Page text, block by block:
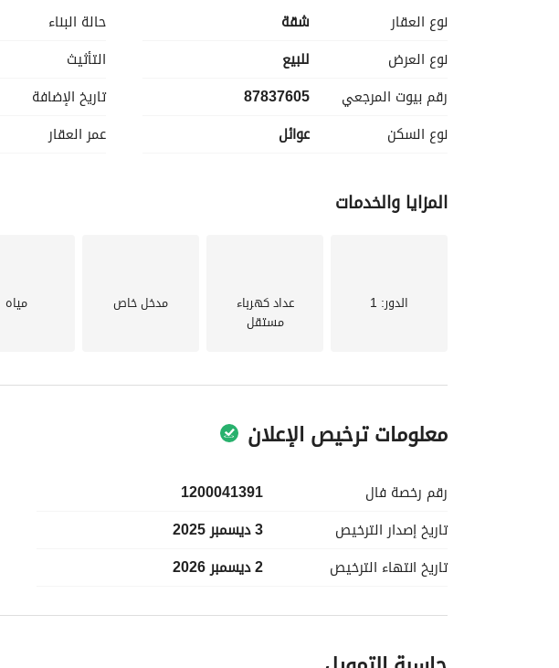
نوع العقار
شقة
نوع العرض
للبيع
رقم بيوت المرجعي
87837605
نوع السكن
عوائل
حالة البناء
التأثيث
تاريخ الإضافة
عمر العقار
المزايا والخدمات
الدور: 1 عداد كهرباء
مستقل
مدخل خاص مياه
معلومات ترخيص الإعلان
رقم رخصة فال
1200041391
تاريخ إصدار الترخيص
3 ديسمبر 2025
تاريخ انتهاء الترخيص 2 ديسمبر 2026
معلومات مسؤول الإعلان